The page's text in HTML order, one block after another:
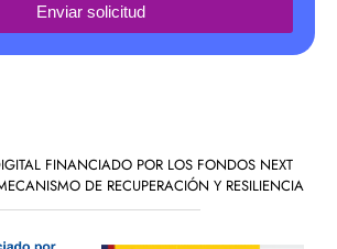
Enviar solicitud
FINANCIADO POR LOS FONDOS NEXT
DE RECUPERACIÓN Y RESILIENCIA